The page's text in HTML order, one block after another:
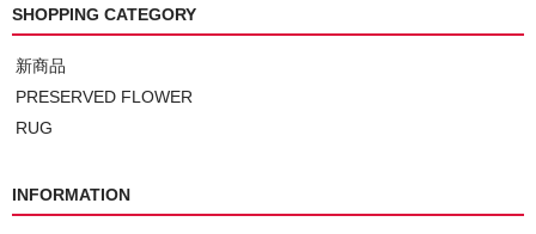
SHOPPING CATEGORY
新商品
PRESERVED FLOWER
RUG
INFORMATION